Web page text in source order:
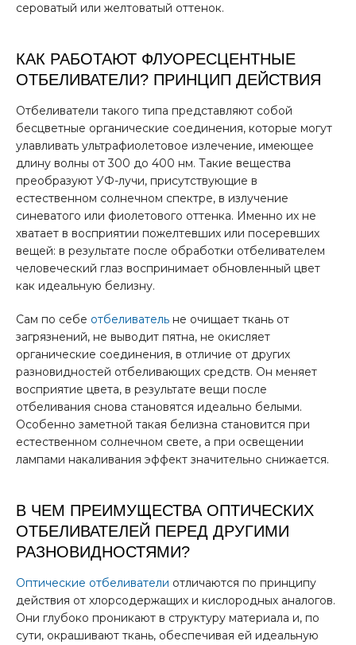
сероватый или желтоватый оттенок.
КАК РАБОТАЮТ ФЛУОРЕСЦЕНТНЫЕ
ОТБЕЛИВАТЕЛИ? ПРИНЦИП ДЕЙСТВИЯ
Отбеливатели такого типа представляют собой
бесцветные органические соединения, которые могут
улавливать ультрафиолетовое излечение, имеющее
длину волны от 300 до 400 нм. Такие вещества
преобразуют УФ-лучи, присутствующие в
естественном солнечном спектре, в излучение
синеватого или фиолетового оттенка. Именно их не
хватает в восприятии пожелтевших или посеревших
вещей: в результате после обработки отбеливателем
человеческий глаз воспринимает обновленный цвет
как идеальную белизну.
Сам по себе отбеливатель не очищает ткань от
загрязнений, не выводит пятна, не окисляет
органические соединения, в отличие от других
разновидностей отбеливающих средств. Он меняет
восприятие цвета, в результате вещи после
отбеливания снова становятся идеально белыми.
Особенно заметной такая белизна становится при
естественном солнечном свете, а при освещении
лампами накаливания эффект значительно снижается.
В ЧЕМ ПРЕИМУЩЕСТВА ОПТИЧЕСКИХ
ОТБЕЛИВАТЕЛЕЙ ПЕРЕД ДРУГИМИ
РАЗНОВИДНОСТЯМИ?
Оптические отбеливатели отличаются по принципу
действия от хлорсодержащих и кислородных аналогов.
Они глубоко проникают в структуру материала и, по
сути, окрашивают ткань, обеспечивая ей идеальную